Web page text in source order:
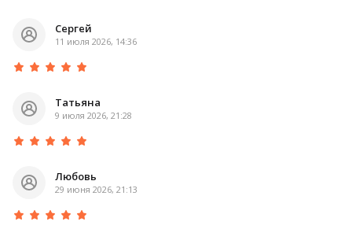
Сергей
11 июля 2026, 14:36
Татьяна
9 июля 2026, 21:28
Любовь
29 июня 2026, 21:13